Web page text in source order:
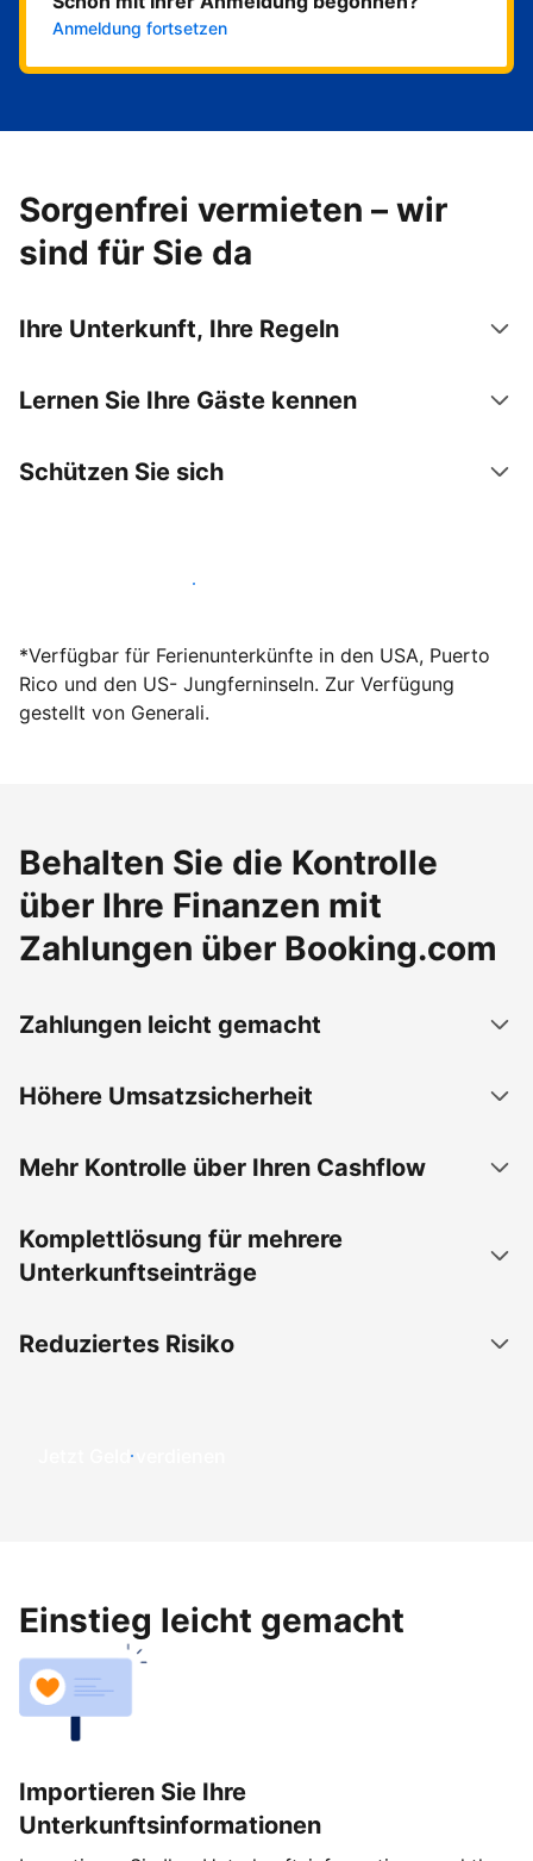
Anmeldung fortsetzen
Sorgenfrei vermieten – wir
sind für Sie da
Ihre Unterkunft, Ihre Regeln
Lernen Sie Ihre Gäste kennen
Schützen Sie sich
Werden Sie noch heute Gastgeber
*Verfügbar für Ferienunterkünfte in den USA, Puerto
Rico und den US- Jungferninseln. Zur Verfügung
gestellt von Generali.
Behalten Sie die Kontrolle
über Ihre Finanzen mit
Zahlungen über Booking.com
Zahlungen leicht gemacht
Höhere Umsatzsicherheit
Mehr Kontrolle über Ihren Cashflow
Komplettlösung für mehrere
Unterkunftseinträge
Reduziertes Risiko
Jetzt Geld verdienen
Einstieg leicht gemacht
Importieren Sie Ihre
Unterkunftsinformationen